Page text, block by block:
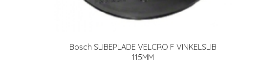
Bosch SLIBEPLADE VELCRO F VINKELSLIB
115MM